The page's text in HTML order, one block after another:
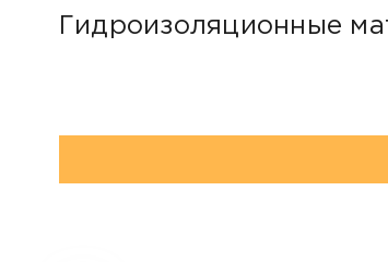
Гидроизоляционные